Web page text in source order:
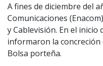
A fines de diciembre del
Comunicaciones
y Cablevisión. En el inicio
informaron la concreción
Bolsa porteña.